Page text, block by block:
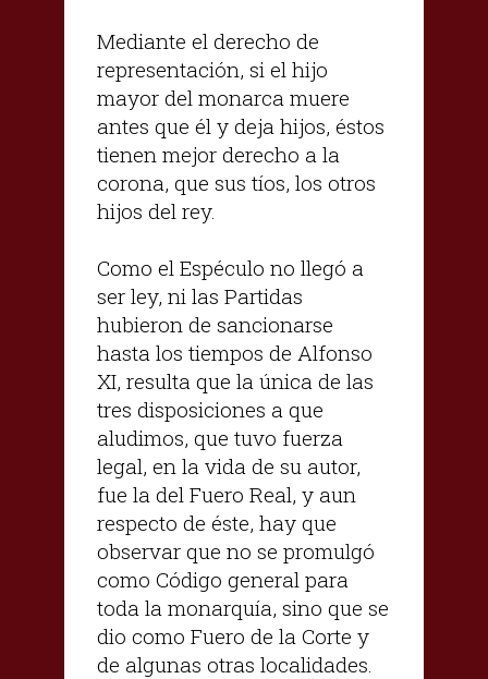
Mediante el derecho de
representación, si el hijo
mayor del monarca muere
antes que él y deja hijos, éstos
tienen mejor derecho a la
corona, que sus tíos, los otros
hijos del rey.
Como el Espéculo no llegó a
ser ley, ni las Partidas
hubieron de sancionarse
hasta los tiempos de Alfonso
XI, resulta que la única de las
tres disposiciones a que
aludimos, que tuvo fuerza
legal, en la vida de su autor,
fue la del Fuero Real, y aun
respecto de éste, hay que
observar que no se promulgó
como Código general para
toda la monarquía, sino que se
dio como Fuero de la Corte y
de algunas otras localidades.